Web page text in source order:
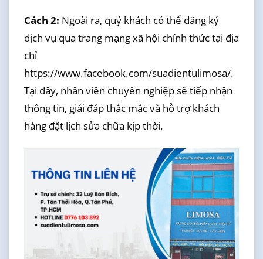
Cách 2: Ngoài ra, quý khách có thể đăng ký
dịch vụ qua trang mạng xã hội chính thức tại địa
chỉ
https://www.facebook.com/suadientulimosa/.
Tại đây, nhân viên chuyên nghiệp sẽ tiếp nhận
thông tin, giải đáp thắc mắc và hỗ trợ khách
hàng đặt lịch sửa chữa kịp thời.